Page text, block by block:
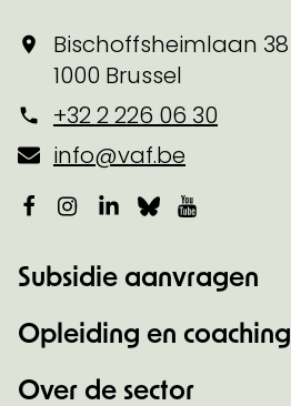
Bischoffsheimlaan 38
1000 Brussel
+32 2 226 06 30
info@vaf.be
Facebook
Instagram
LinkedIn
Bluesky
Subsidie aanvragen
Opleiding en coaching
Over de sector